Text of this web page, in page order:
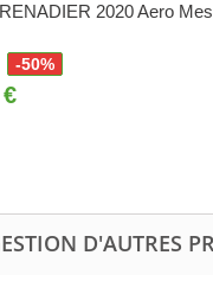
2020 Aero
-50%
D'AUTRES